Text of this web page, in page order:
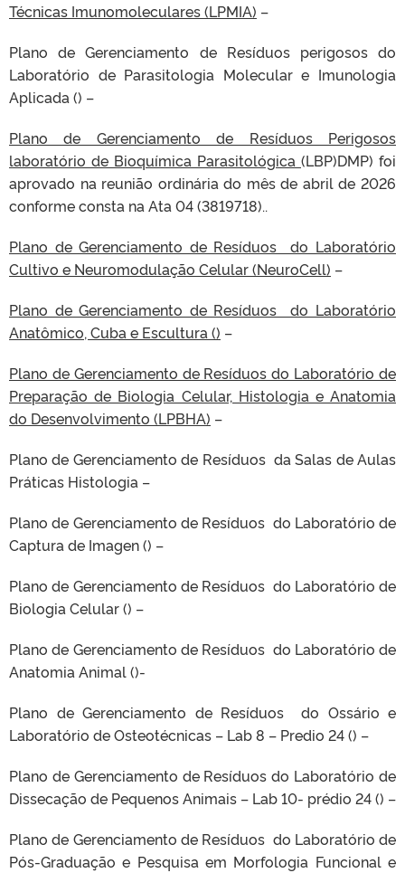
Técnicas Imunomoleculares (LPMIA) –
Plano de Gerenciamento de Resíduos perigosos do
Laboratório de Parasitologia Molecular e Imunologia
Aplicada () –
Plano de Gerenciamento de Resíduos Perigosos
laboratório de Bioquímica Parasitológica (LBP)DMP) foi
aprovado na reunião ordinária do mês de abril de 2026
conforme consta na Ata 04 (3819718)..
Plano de Gerenciamento de Resíduos do Laboratório
Cultivo e Neuromodulação Celular (NeuroCell) –
Plano de Gerenciamento de Resíduos do Laboratório
Anatômico, Cuba e Escultura () –
Plano de Gerenciamento de Resíduos do Laboratório de
Preparação de Biologia Celular, Histologia e Anatomia
do Desenvolvimento (LPBHA) –
Plano de Gerenciamento de Resíduos da Salas de Aulas
Práticas Histologia –
Plano de Gerenciamento de Resíduos do Laboratório de
Captura de Imagen () –
Plano de Gerenciamento de Resíduos do Laboratório de
Biologia Celular () –
Plano de Gerenciamento de Resíduos do Laboratório de
Anatomia Animal ()-
Plano de Gerenciamento de Resíduos do Ossário e
Laboratório de Osteotécnicas – Lab 8 – Predio 24 () –
Plano de Gerenciamento de Resíduos do Laboratório de
Dissecação de Pequenos Animais – Lab 10- prédio 24 () –
Plano de Gerenciamento de Resíduos do Laboratório de
Pós-Graduação e Pesquisa em Morfologia Funcional e